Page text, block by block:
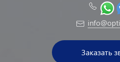
Заказать